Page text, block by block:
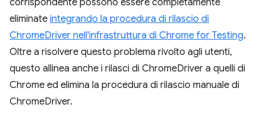
corrispondente possono essere completamente
eliminate integrando la procedura di rilascio di
ChromeDriver nell'infrastruttura di Chrome for Testing.
Oltre a risolvere questo problema rivolto agli utenti,
questo allinea anche i rilasci di ChromeDriver a quelli di
Chrome ed elimina la procedura di rilascio manuale di
ChromeDriver.